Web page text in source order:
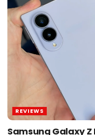
REVIEWS
Samsung Galaxy